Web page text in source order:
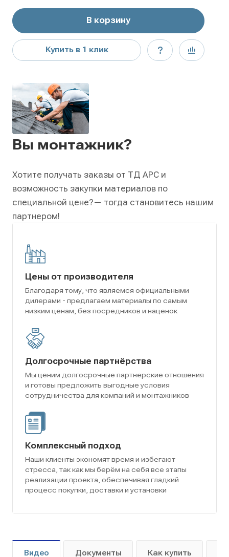
В корзину
Купить в 1 клик
Вы монтажник?
Хотите получать заказы от ТД АРС и
возможность закупки материалов по
специальной цене?— тогда становитесь нашим
партнером!
Цены от производителя
Благодаря тому, что являемся официальными
дилерами - предлагаем материалы по самым
низким ценам, без посредников и наценок
Долгосрочные партнёрства
Мы ценим долгосрочные партнерские отношения
и готовы предложить выгодные условия
сотрудничества для компаний и монтажников
Комплексный подход
Наши клиенты экономят время и избегают
стресса, так как мы берём на себя все этапы
реализации проекта, обеспечивая гладкий
процесс покупки, доставки и установки
Видео Документы Как купить